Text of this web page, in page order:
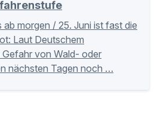
morgen / 25. Juni ist fast die
Laut Deutschem
von Wald- oder
nächsten Tagen noch …